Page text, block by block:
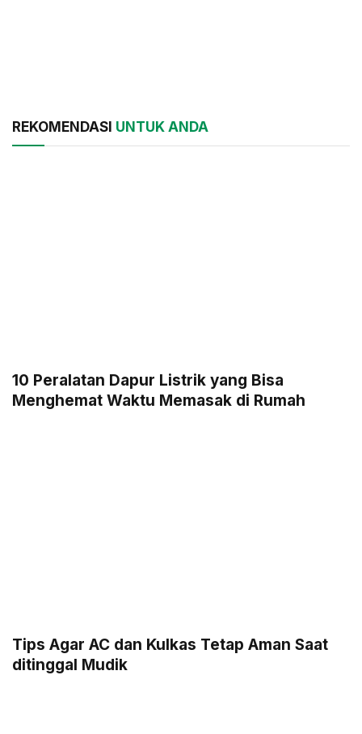
REKOMENDASI UNTUK ANDA
10 Peralatan Dapur Listrik yang Bisa
Menghemat Waktu Memasak di Rumah
Tips Agar AC dan Kulkas Tetap Aman Saat
ditinggal Mudik